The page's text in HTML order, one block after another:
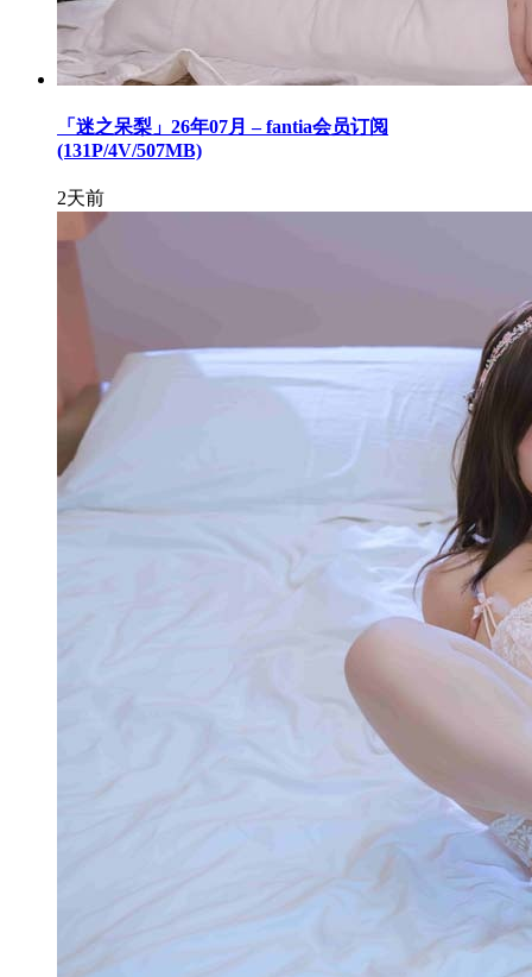
「迷之呆梨」26年07月 – fantia会员订阅
(131P/4V/507MB)
2天前